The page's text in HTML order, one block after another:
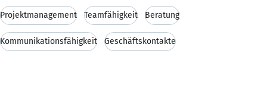
Projektmanagement Teamfähigkeit Beratung
Kommunikationsfähigkeit Geschäftskontakte